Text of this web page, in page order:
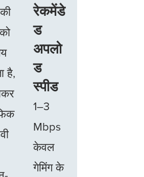
है,
रेकमेंडे
ड
अपलो
ड
स्पीड
1–3
Mbps
केवल
गेमिंग के